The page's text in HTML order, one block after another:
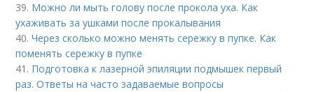
39. Можно ли мыть голову после прокола уха. Как
ухаживать за ушками после прокалывания
40.Через сколько можно менять сережку в пупке. Как
поменять сережку в пупке
41. Подготовка к лазерной эпиляции подмышек первый
раз. Ответы на часто задаваемые вопросы